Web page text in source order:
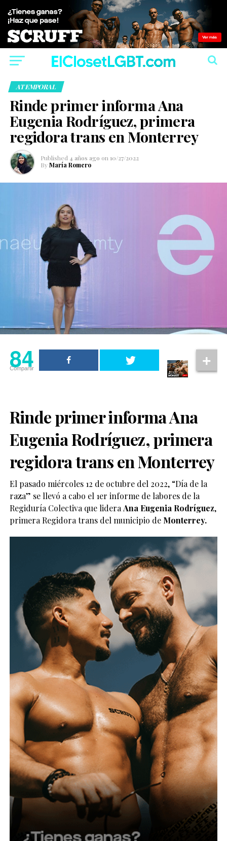
ATEMPORAL
Rinde primer informa Ana
Eugenia Rodríguez, primera
regidora trans en Monterrey
Published 4 años ago on 10/27/2022
By María Romero
84
Compartir
Rinde primer informa Ana
Eugenia Rodríguez, primera
regidora trans en Monterrey
El pasado miércoles 12 de octubre del 2022, “Día de la
raza” se llevó a cabo el 1er informe de labores de la
Regiduría Colectiva que lidera Ana Eugenia Rodríguez,
primera Regidora trans del municipio deMonterrey.